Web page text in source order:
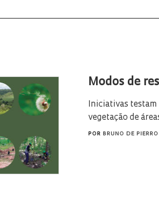
Modos de
Iniciativas
vegetação de
POR BRUNO DE PIERRO